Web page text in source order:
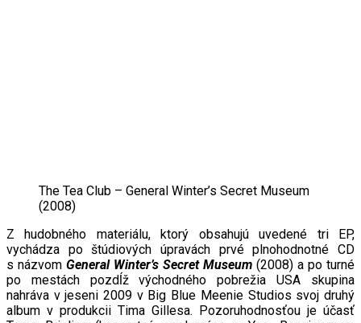
The Tea Club ‎– General Winter’s Secret Museum
(2008)
Z hudobného materiálu, ktorý obsahujú uvedené tri EP,
vychádza po štúdiových úpravách prvé plnohodnotné CD
s názvom General Winter’s Secret Museum (2008) a po turné
po mestách pozdĺž východného pobrežia USA skupina
nahráva v jeseni 2009 v Big Blue Meenie Studios svoj druhý
album v produkcii Tima Gillesa. Pozoruhodnosťou je účasť